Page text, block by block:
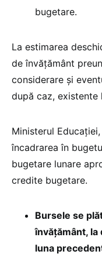
bugetare.
La estimarea
de învățământ
considerare și
după caz, existente
Ministerul
încadrarea în
bugetare lunare
credite bugetare.
Bursele se
învățământ, la
luna